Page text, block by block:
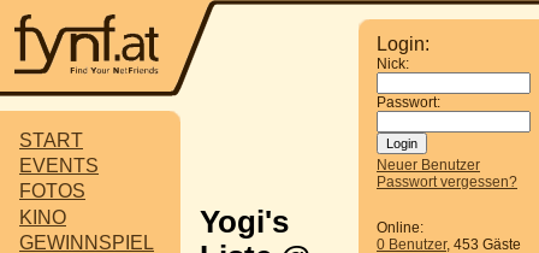
START
EVENTS
FOTOS
KINO
GEWINNSPIEL
Login:
Nick:
Passwort:
Neuer Benutzer
Passwort vergessen?
Online:
0 Benutzer, 453 Gäste
Yogi's